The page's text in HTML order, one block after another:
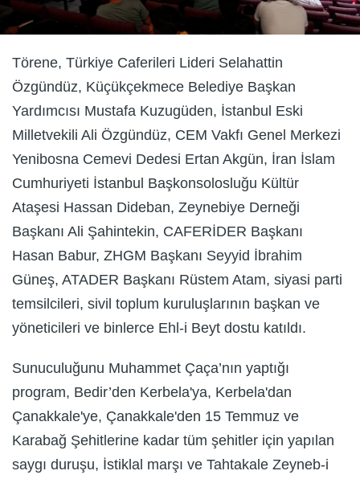
Törene, Türkiye Caferileri Lideri Selahattin
Özgündüz, Küçükçekmece Belediye Başkan
Yardımcısı Mustafa Kuzugüden, İstanbul Eski
Milletvekili Ali Özgündüz, CEM Vakfı Genel Merkezi
Yenibosna Cemevi Dedesi Ertan Akgün, İran İslam
Cumhuriyeti İstanbul Başkonsolosluğu Kültür
Ataşesi Hassan Dideban, Zeynebiye Derneği
Başkanı Ali Şahintekin, CAFERİDER Başkanı
Hasan Babur, ZHGM Başkanı Seyyid İbrahim
Güneş, ATADER Başkanı Rüstem Atam, siyasi parti
temsilcileri, sivil toplum kuruluşlarının başkan ve
yöneticileri ve binlerce Ehl-i Beyt dostu katıldı.
Sunuculuğunu Muhammet Çaça’nın yaptığı
program, Bedir’den Kerbela'ya, Kerbela'dan
Çanakkale'ye, Çanakkale'den 15 Temmuz ve
Karabağ Şehitlerine kadar tüm şehitler için yapılan
saygı duruşu, İstiklal marşı ve Tahtakale Zeyneb-i